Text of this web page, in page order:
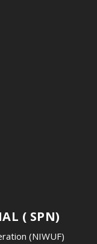
( SPN)
(NIWUF)